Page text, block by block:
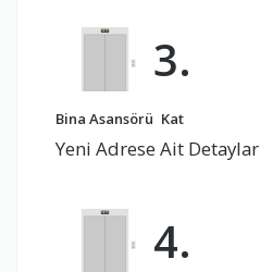
Bina Asansörü
3.
Kat
Yeni Adrese Ait Detaylar
4.